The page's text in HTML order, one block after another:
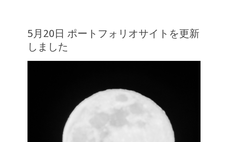
5月20日 ポートフォリオサイトを更新
しました